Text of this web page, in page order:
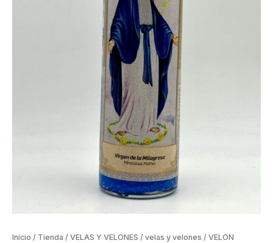
Inicio / Tienda / VELAS Y VELONES / velas y velones / VELON